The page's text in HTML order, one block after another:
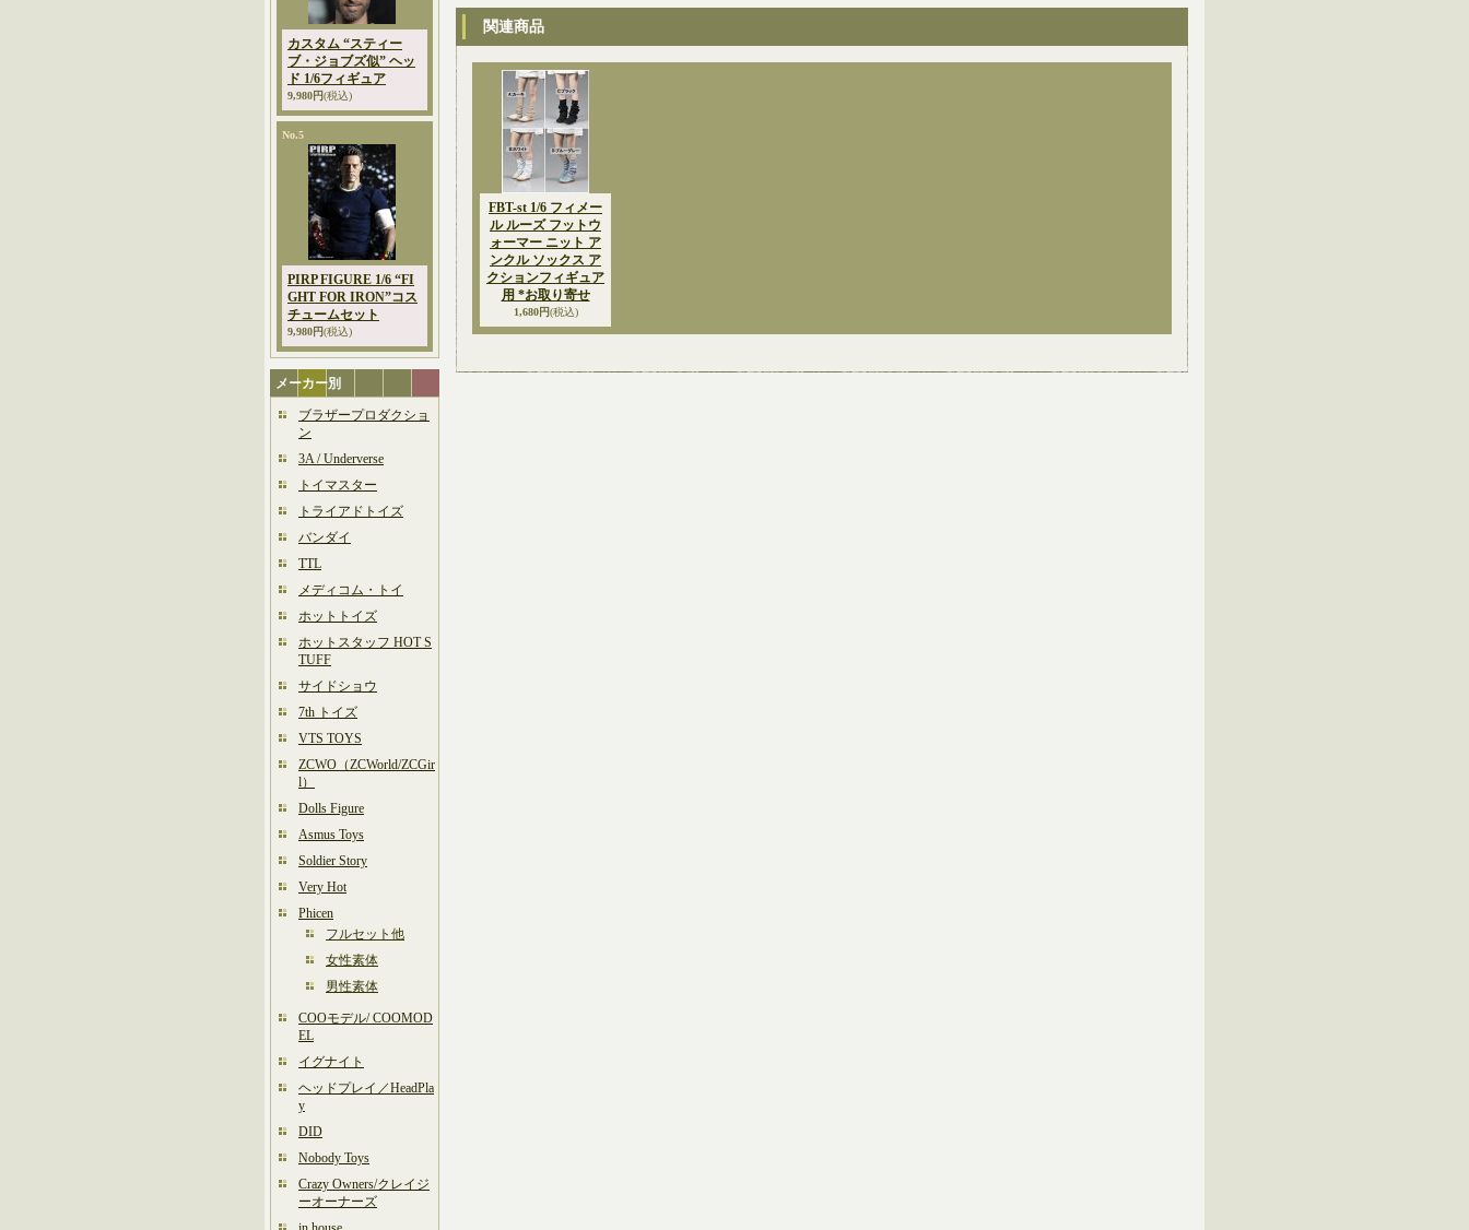
カスタム “スティー
ブ・ジョブズ似” ヘッ
ド 1/6フィギュア
9,980円(税込)
No.5
PIRP FIGURE 1/6 “FI
GHT FOR IRON”コス
チュームセット
9,980円(税込)
メーカー別
ブラザープロダクショ
ン
3A / Underverse
トイマスター
トライアドトイズ
バンダイ
TTL
メディコム・トイ
ホットトイズ
ホットスタッフ HOT S
TUFF
サイドショウ
7th トイズ
VTS TOYS
ZCWO（ZCWorld/ZCGir
l）
Dolls Figure
Asmus Toys
Soldier Story
Very Hot
Phicen
フルセット他
女性素体
男性素体
COOモデル/ COOMOD
EL
イグナイト
ヘッドプレイ／HeadPla
y
DID
Nobody Toys
Crazy Owners/クレイジ
ーオーナーズ
関連商品
FBT-st 1/6 フィメー
ル ルーズ フットウ
ォーマー ニット ア
ンクル ソックス ア
クションフィギュア
用 *お取り寄せ
1,680円(税込)